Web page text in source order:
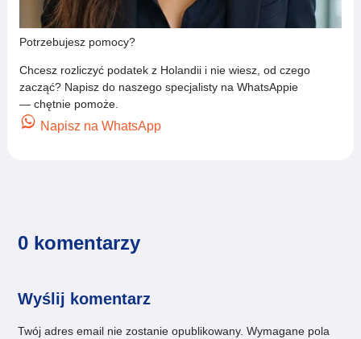
Potrzebujesz pomocy?
Chcesz rozliczyć podatek z Holandii i nie wiesz, od czego
zacząć? Napisz do naszego specjalisty na WhatsAppie
— chętnie pomoże.
Napisz na WhatsApp
0 komentarzy
Wyślij komentarz
Twój adres email nie zostanie opublikowany. Wymagane pola